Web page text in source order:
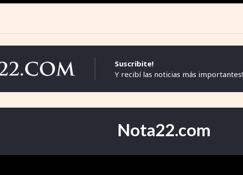
Suscribite!
Y recibí las noticias más importantes!
Nota22.com